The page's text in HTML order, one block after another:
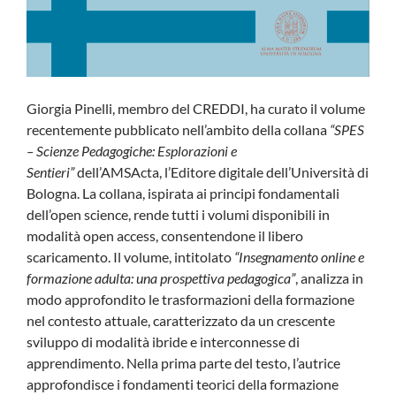
Giorgia Pinelli, membro del CREDDI, ha curato il volume
recentemente pubblicato nell’ambito della collana “SPES
– Scienze Pedagogiche: Esplorazioni e
Sentieri”dell’AMSActa, l’Editore digitale dell’Università di
Bologna. La collana, ispirata ai principi fondamentali
dell’open science, rende tutti i volumi disponibili in
modalità open access, consentendone il libero
scaricamento. Il volume, intitolato “Insegnamento online e
formazione adulta: una prospettiva pedagogica”, analizza in
modo approfondito le trasformazioni della formazione
nel contesto attuale, caratterizzato da un crescente
sviluppo di modalità ibride e interconnesse di
apprendimento. Nella prima parte del testo, l’autrice
approfondisce i fondamenti teorici della formazione